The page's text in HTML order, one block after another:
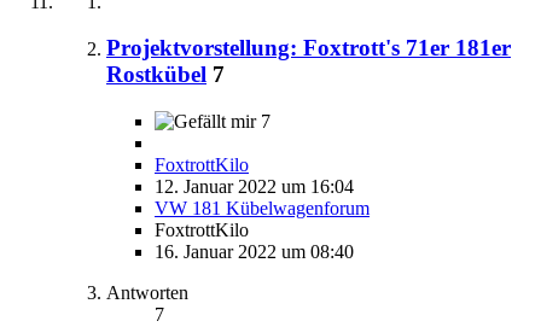
Projektvorstellung: Foxtrott's 71er 181er
Rostkübel 7
7
FoxtrottKilo
12. Januar 2022 um 16:04
VW 181 Kübelwagenforum
FoxtrottKilo
16. Januar 2022 um 08:40
Antworten
7